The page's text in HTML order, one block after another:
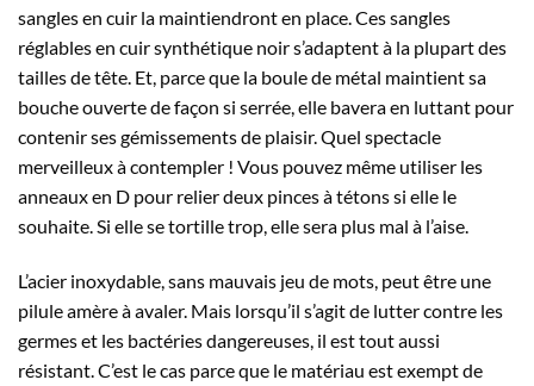
sangles en cuir la maintiendront en place. Ces sangles
réglables en cuir synthétique noir s’adaptent à la plupart des
tailles de tête. Et, parce que la boule de métal maintient sa
bouche ouverte de façon si serrée, elle bavera en luttant pour
contenir ses gémissements de plaisir. Quel spectacle
merveilleux à contempler ! Vous pouvez même utiliser les
anneaux en D pour relier deux pinces à tétons si elle le
souhaite. Si elle se tortille trop, elle sera plus mal à l’aise.
L’acier inoxydable, sans mauvais jeu de mots, peut être une
pilule amère à avaler. Mais lorsqu’il s’agit de lutter contre les
germes et les bactéries dangereuses, il est tout aussi
résistant. C’est le cas parce que le matériau est exempt de